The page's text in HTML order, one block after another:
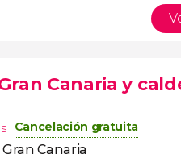
Canaria y
Cancelación gratuita
Canaria